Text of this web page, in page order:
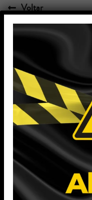
Voltar
Repandemia
por Michel Gralha
02/11/2020
Read more